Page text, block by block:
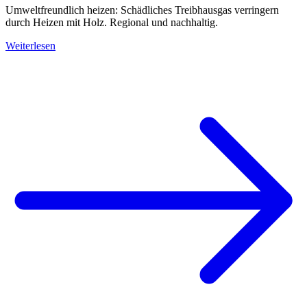
Umweltfreundlich heizen: Schädliches Treibhausgas verringern
durch Heizen mit Holz. Regional und nachhaltig.
Weiterlesen